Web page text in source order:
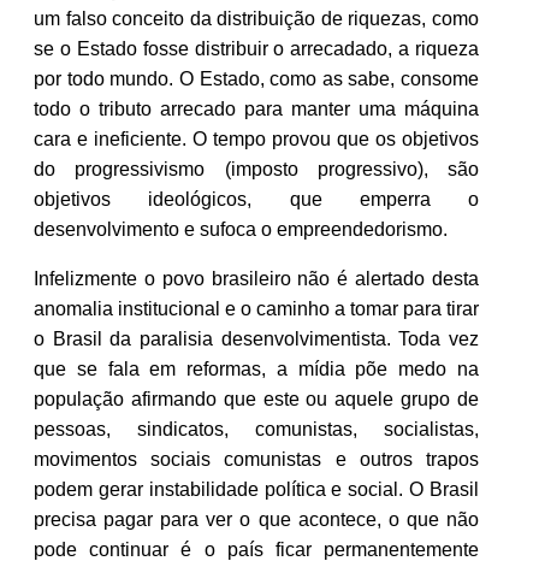
um falso conceito da distribuição de riquezas, como
se o Estado fosse distribuir o arrecadado, a riqueza
por todo mundo. O Estado, como as sabe, consome
todo o tributo arrecado para manter uma máquina
cara e ineficiente. O tempo provou que os objetivos
do progressivismo (imposto progressivo), são
objetivos ideológicos, que emperra o
desenvolvimento e sufoca o empreendedorismo.
Infelizmente o povo brasileiro não é alertado desta
anomalia institucional e o caminho a tomar para tirar
o Brasil da paralisia desenvolvimentista. Toda vez
que se fala em reformas, a mídia põe medo na
população afirmando que este ou aquele grupo de
pessoas, sindicatos, comunistas, socialistas,
movimentos sociais comunistas e outros trapos
podem gerar instabilidade política e social. O Brasil
precisa pagar para ver o que acontece, o que não
pode continuar é o país ficar permanentemente